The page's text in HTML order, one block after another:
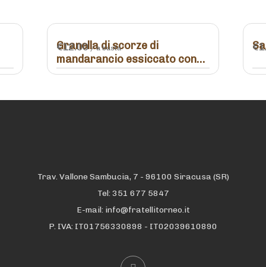
Granella di scorze di
mandarancio essiccato con
albeto
€12.00/ a busta €
Trav. Vallone Sambucia, 7 - 96100 Siracusa (SR)
Tel: 351 677 5847
E-mail: info@fratellitorneo.it
P. IVA: IT01756330898 - IT02039610890